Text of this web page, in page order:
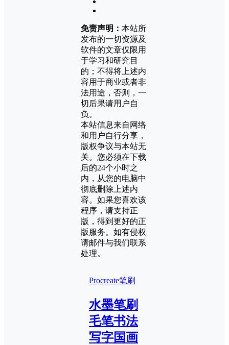
免责声明： 本站所
发布的一切资源及
软件的文章仅限用
于学习和研究目
的；不得将上述内
容用于商业或者非
法用途，否则，一
切后果请用户自
负。
本站信息来自网络
和用户自行分享，
版权争议与本站无
关。您必须在下载
后的24个小时之
内，从您的电脑中
彻底删除上述内
容。如果您喜欢该
程序，请支持正
版，得到更好的正
版服务。如有侵权
请邮件与我们联系
处理。
Procreate笔刷
水墨笔刷
毛笔书法
写字国画